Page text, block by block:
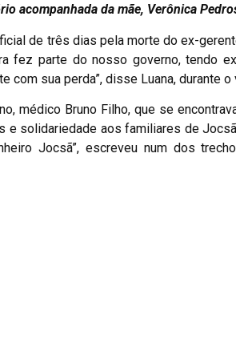
acompanhada da mãe, Verônica
de três dias pela morte do ex-
fez parte do nosso governo, tendo
sua perda”, disse Luana, durante o
médico Bruno Filho, que se
solidariedade aos familiares de Jocsã
Jocsã”, escreveu num dos